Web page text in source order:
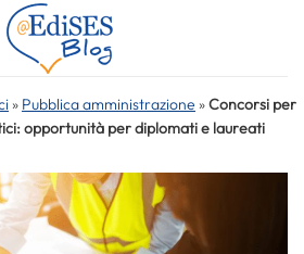
» Pubblica amministrazione »Concorsi per
opportunità per diplomati e laureati